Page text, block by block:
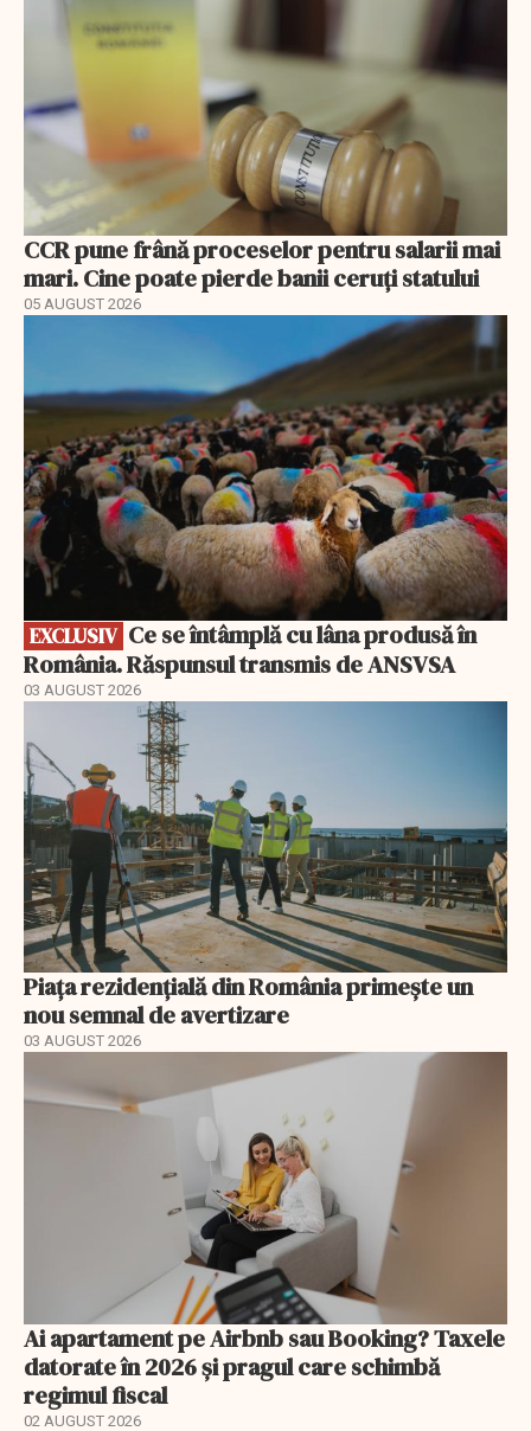
CCR pune frână proceselor pentru salarii mai
mari. Cine poate pierde banii ceruți statului
05 AUGUST 2026
EXCLUSIV
România. Răspunsul transmis de ANSVSA
03 AUGUST 2026
Piața rezidențială din România primește un
nou semnal de avertizare
03 AUGUST 2026
Ai apartament pe Airbnb sau Booking? Taxele
datorate în 2026 și pragul care schimbă
regimul fiscal
02 AUGUST 2026